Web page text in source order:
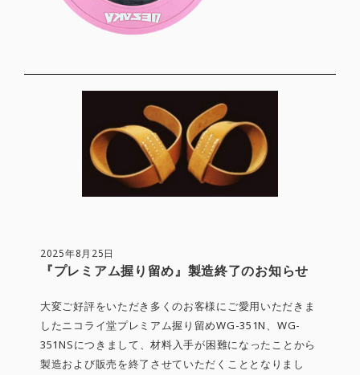
2025年8月25日
『プレミアム握り留め』製造終了のお知らせ
大変ご好評をいただき多くのお客様にご愛用いただきま
したニコライ堂プレミアム握り留めWG-351N、WG-
351NSにつきまして、材料入手が困難になったことから
製造および販売を終了させていただくこととなりまし